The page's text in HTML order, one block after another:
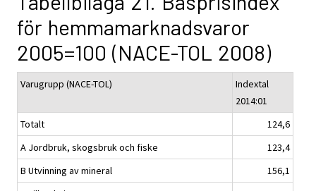
för hemmamarknadsvaror
2005=100 (NACE-TOL 2008)
Varugrupp (NACE-TOL)
Indextal
2014:01
Totalt
124,6
A Jordbruk, skogsbruk och fiske
123,4
B Utvinning av mineral
156,1